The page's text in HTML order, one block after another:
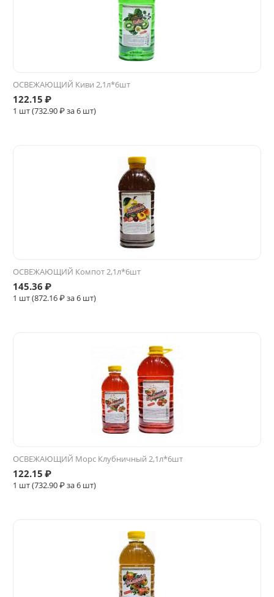
ОСВЕЖАЮЩИЙ Киви 2,1л*6шт
122.15 ₽
1 шт (732.90₽ за 6 шт)
ОСВЕЖАЮЩИЙ Компот 2,1л*6шт
145.36 ₽
1 шт (872.16₽ за 6 шт)
ОСВЕЖАЮЩИЙ Морс Клубничный 2,1л*6шт
122.15 ₽
1 шт (732.90₽ за 6 шт)